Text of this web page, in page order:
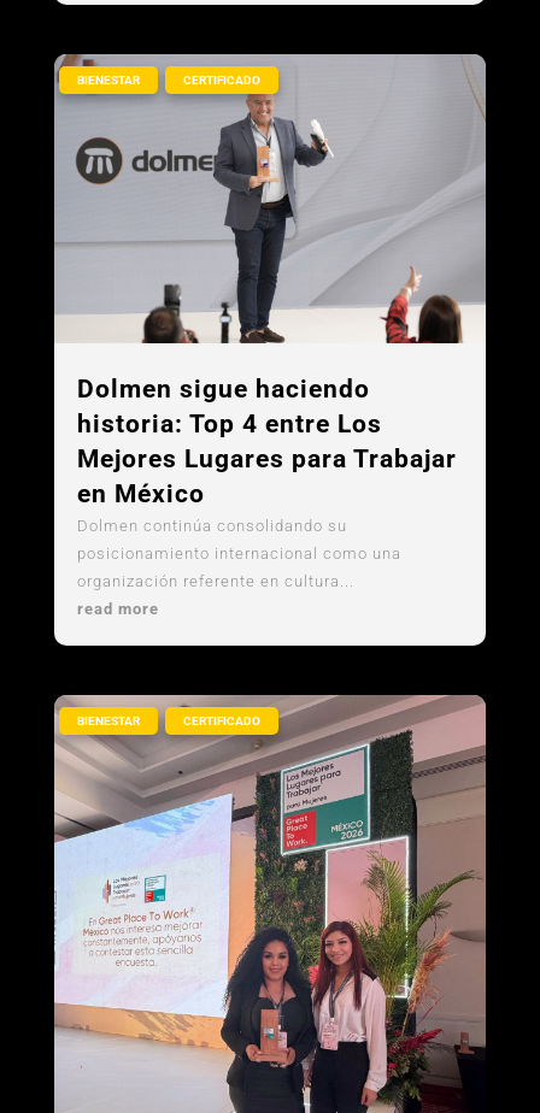
Dolmen sigue haciendo
historia: Top 4 entre Los
Mejores Lugares para Trabajar
en México
BIENESTAR CERTIFICADO
Dolmen continúa consolidando su
posicionamiento internacional como una
organización referente en cultura...
read more
BIENESTAR CERTIFICADO